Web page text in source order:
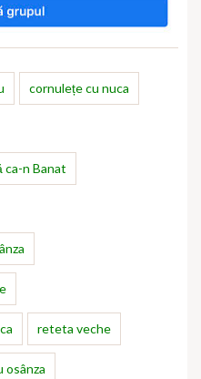
cornulețe cu nuca
ca-n Banat
reteta veche
osânza